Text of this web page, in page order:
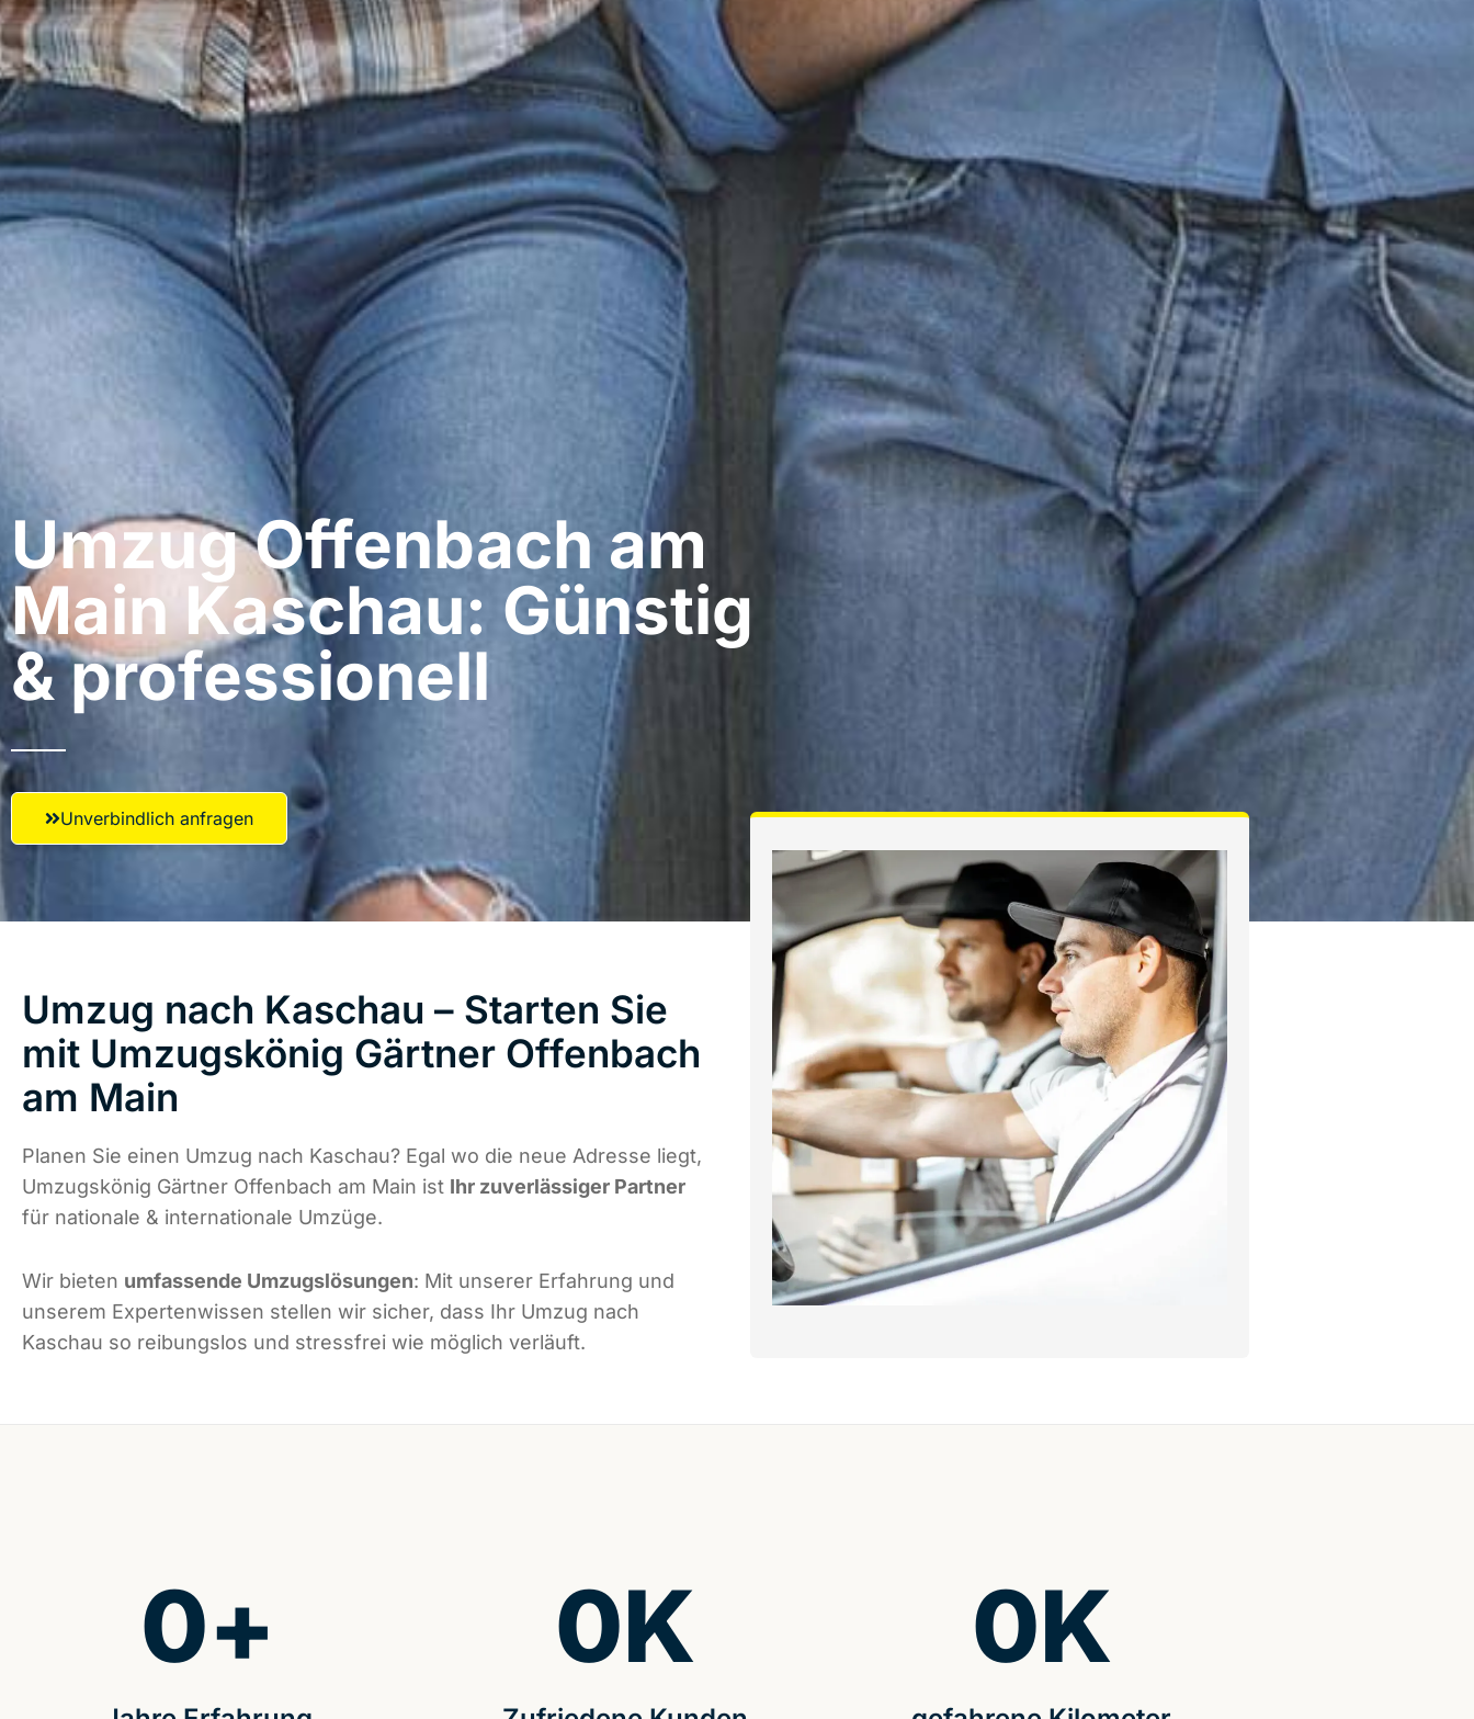
Umzug Offenbach am
Main​ Kaschau: Günstig
& professionell​
Unverbindlich anfragen
Umzug nach Kaschau – Starten Sie
mit Umzugskönig Gärtner Offenbach
am Main
Planen Sie einen Umzug nach Kaschau? Egal wo die neue Adresse liegt,
Umzugskönig Gärtner Offenbach am Main ist Ihr zuverlässiger Partner
für nationale & internationale Umzüge.
Wir bieten umfassende Umzugslösungen: Mit unserer Erfahrung und
unserem Expertenwissen stellen wir sicher, dass Ihr Umzug nach
Kaschau so reibungslos und stressfrei wie möglich verläuft.
0+ 0K 0K